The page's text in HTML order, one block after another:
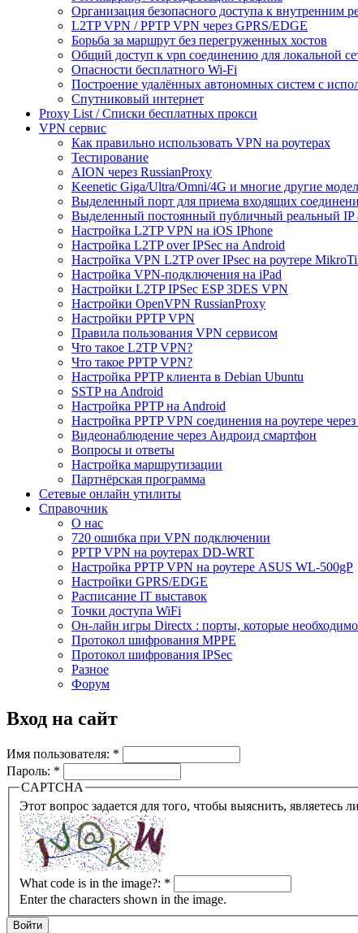
Организация безопасного доступа к внутренним
L2TP VPN / PPTP VPN через GPRS/EDGE
Борьба за маршрут без перегруженных хостов
Общий доступ к vpn соединению для локальной
Опасности бесплатного Wi-Fi
Построение удалённых автономных систем с
Спутниковый интернет
Proxy List / Списки бесплатных прокси
VPN сервис
Как правильно использовать VPN на роутерах
Тестирование
AION через RussianProxy
Keenetic Giga/Ultra/Omni/4G и многие другие
Выделенный порт для приема входящих
Выделенный постоянный публичный реальный IP
Настройка L2TP VPN на iOS IPhone
Настройка L2TP over IPSec на Android
Настройка VPN L2TP over IPsec на роутере
Настройка VPN-подключения на iPad
Настройки L2TP IPSec ESP 3DES VPN
Настройки OpenVPN RussianProxy
Настройки PPTP VPN
Правила пользования VPN сервисом
Что такое L2TP VPN?
Что такое PPTP VPN?
Настройка PPTP клиента в Debian Ubuntu
SSTP на Android
Настройка PPTP на Android
Настройка PPTP VPN соединения на роутере
Видеонаблюдение через Андроид смартфон
Вопросы и ответы
Настройка маршрутизации
Партнёрская программа
Сетевые онлайн утилиты
Справочник
О нас
720 ошибка при VPN подключении
PPTP VPN на роутерах DD-WRT
Настройка PPTP VPN на роутере ASUS WL-500gP
Настройки GPRS/EDGE
Расписание IT выставок
Точки доступа WiFi
Он-лайн игры Directx : порты, которые
Протокол шифрования MPPE
Протокол шифрования IPSec
Разное
Форум
Вход на сайт
Имя пользователя: *
Пароль: *
CAPTCHA
What code is in the image?: *
Enter the characters shown in the image.